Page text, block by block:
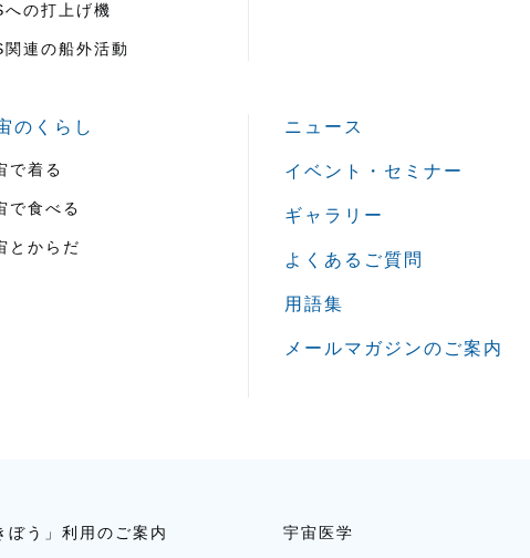
の打上げ機
連の船外活動
のくらし
で着る
で食べる
とからだ
ニュース
イベント・セミナー
ギャラリー
よくあるご質問
用語集
メールマガジンのご案内
ぼう」利用のご案内 宇宙医学